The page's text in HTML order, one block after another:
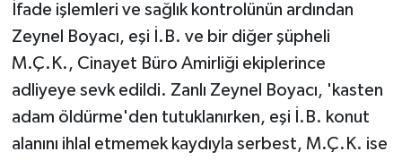
İfade işlemleri ve sağlık kontrolünün ardından
Zeynel Boyacı, eşi İ.B. ve bir diğer şüpheli
M.Ç.K., Cinayet Büro Amirliği ekiplerince
adliyeye sevk edildi. Zanlı Zeynel Boyacı, 'kasten
adam öldürme'den tutuklanırken, eşi İ.B. konut
alanını ihlal etmemek kaydıyla serbest, M.Ç.K. ise